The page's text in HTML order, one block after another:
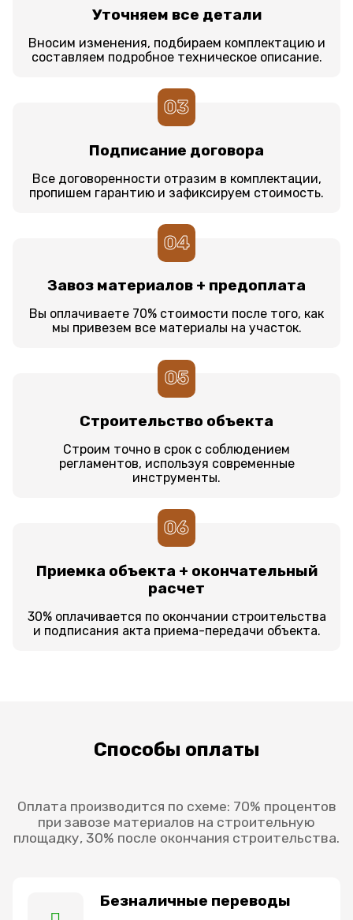
Уточняем все детали
Вносим изменения, подбираем комплектацию и
составляем подробное техническое описание.
03
Подписание договора
Все договоренности отразим в комплектации,
пропишем гарантию и зафиксируем стоимость.
04
Завоз материалов + предоплата
Вы оплачиваете 70% стоимости после того, как
мы привезем все материалы на участок.
05
Строительство объекта
Строим точно в срок с соблюдением
регламентов, используя современные
инструменты.
06
Приемка объекта + окончательный
расчет
30% оплачивается по окончании строительства
и подписания акта приема-передачи объекта.
Способы оплаты
Оплата производится по схеме: 70% процентов
при завозе материалов на строительную
площадку, 30% после окончания строительства.
Безналичные переводы